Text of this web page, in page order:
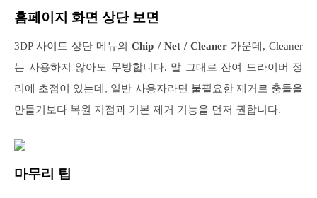
홈페이지 화면 상단 보면
3DP 사이트 상단 메뉴의Chip / Net / Cleaner가운데, Cleaner
는 사용하지 않아도 무방합니다. 말 그대로 잔여 드라이버 정
리에 초점이 있는데, 일반 사용자라면 불필요한 제거로 충돌을
만들기보다 복원 지점과 기본 제거 기능을 먼저 권합니다.
마무리 팁